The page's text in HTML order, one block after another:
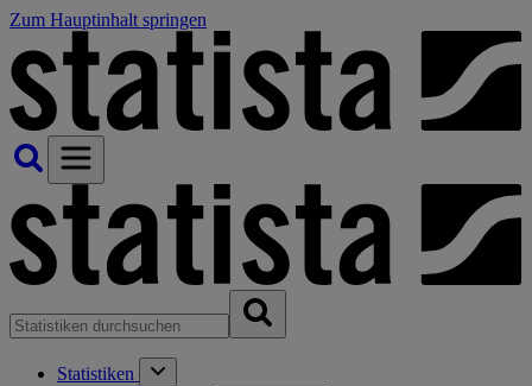
Zum Hauptinhalt springen
Statistiken